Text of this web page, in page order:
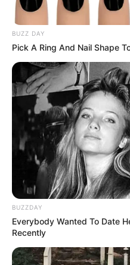
നിലവില്‍ കുട്ടിയുടെ
ആശങ്കപ്പെടേണ്ട
അധികൃതര്‍ വ്യക്തമാക്കി.
ആരംഭിച്ചതോടെ
പാമ്പ് ശല്യം
പാലിക്കണമെന്നും
snake bite hospital
BUZZ DAY
Pick A Ring And Nail Shape
BUZZDAY
Everybody Wanted To Date
Recently